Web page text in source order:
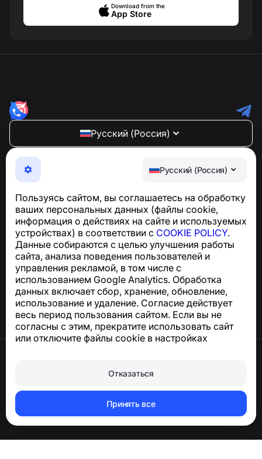
Русский (Россия)
Пользуясь сайтом, вы соглашаетесь на обработку
ваших персональных данных (файлы cookie,
информация о действиях на сайте и используемых
устройствах) в соответствии с COOKIE POLICY.
Данные собираются с целью улучшения работы
сайта, анализа поведения пользователей и
управления рекламой, в том числе с
использованием Google Analytics. Обработка
данных включает сбор, хранение, обновление,
использование и удаление. Согласие действует
весь период пользования сайтом. Если вы не
согласны с этим, прекратите использовать сайт
или отключите файлы cookie в настройках
Отказаться
Принять все
Download from the
App Store
Русский (Россия)
NumBuster © 2013—2026 ·
Максимально удобное приложение для защиты от
телефонных мошенников, спама и нежелательных
Для запросов по соблюдению GDPR:
support@numbuster.com
Центр поддержки
Новости и статьи
О проекте
Контакты
Удалить аккаунт и персональные данные